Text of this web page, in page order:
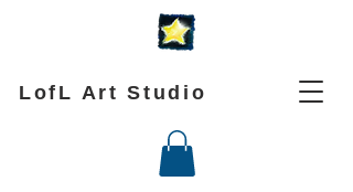
LofL Art Studio